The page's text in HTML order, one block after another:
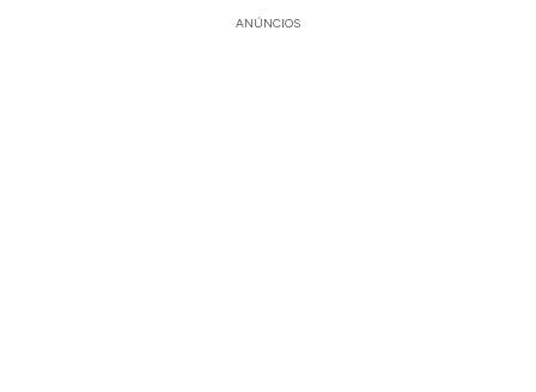
ANÚNCIOS